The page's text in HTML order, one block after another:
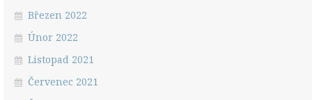
Březen 2022
Únor 2022
Listopad 2021
Červenec 2021